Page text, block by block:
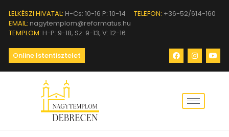
LELKÉSZI HIVATAL: H-Cs: 10-16 P: 10-14 TELEFON: +36-52/614-160
EMAIL: nagytemplom@reformatus.hu
TEMPLOM: H-P: 9-18, Sz: 9-13, V: 12-16
Online Istentisztelet